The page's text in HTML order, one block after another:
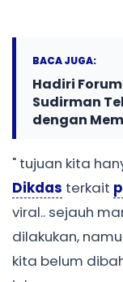
BACA JUGA:
Hadiri
Sudirman
dengan
" tujuan kita
Dikdas terkait
viral.. sejauh
dilakukan,
kita belum